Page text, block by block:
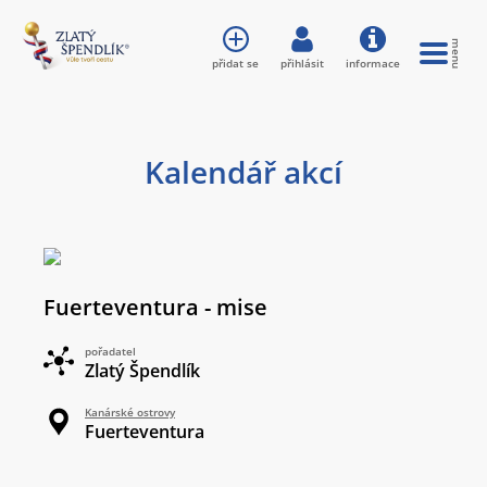
Kalendář akcí
Fuerteventura - mise
pořadatel
Zlatý Špendlík
Kanárské ostrovy
Fuerteventura
přidat se přihlásit informace